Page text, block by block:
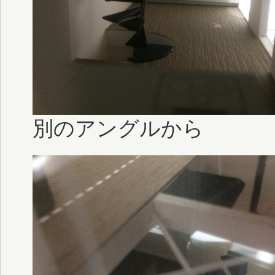
別のアングルから